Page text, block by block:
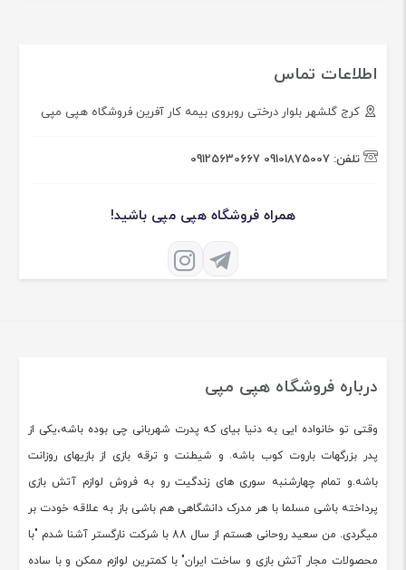
اطلاعات تماس
کرج گلشهر بلوار درختی روبروی بیمه کار آفرین فروشگاه هپی مپی
تلفن: 09101875007
09125630667
همراه فروشگاه هپی مپی باشید!
درباره فروشگاه هپی مپی
وقتی تو خانواده ایی به دنیا بیای که پدرت شهربانی چی بوده باشه،یکی از
پدر بزرگهات باروت کوب باشه. و شیطنت و ترقه بازی از بازیهای روزانت
باشه.و تمام چهارشنبه سوری های زندگیت رو به فروش لوازم آتش بازی
پرداخته باشی مسلما با هر مدرک دانشگاهی هم باشی باز به علاقه خودت بر
میگردی. من سعید روحانی هستم از سال 88 با شرکت نارگستر آشنا شدم "با
محصولات مجار آتش بازی و ساخت ایران" با کمترین لوازم ممکن و با ساده